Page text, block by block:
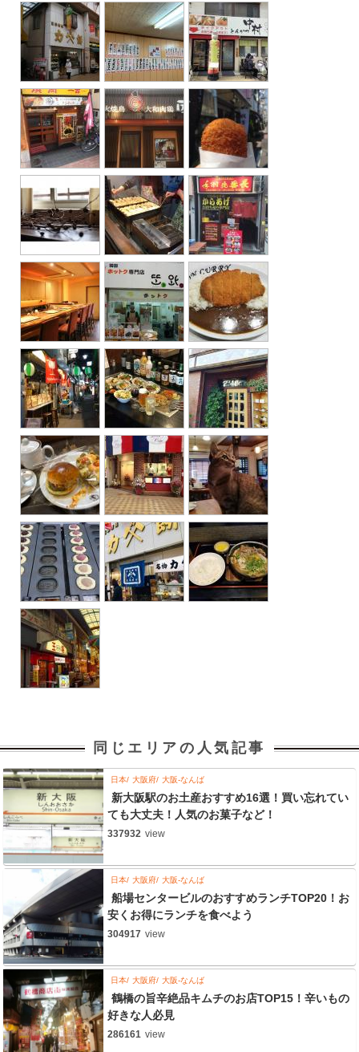
同じエリアの人気記事
日本 大阪府 大阪-なんば
新大阪駅のお土産おすすめ16選！買い忘れてい
ても大丈夫！人気のお菓子など！
337932 view
日本 大阪府 大阪-なんば
船場センタービルのおすすめランチTOP20！お
安くお得にランチを食べよう
304917 view
日本 大阪府 大阪-なんば
鶴橋の旨辛絶品キムチのお店TOP15！辛いもの
好きな人必見
286161 view